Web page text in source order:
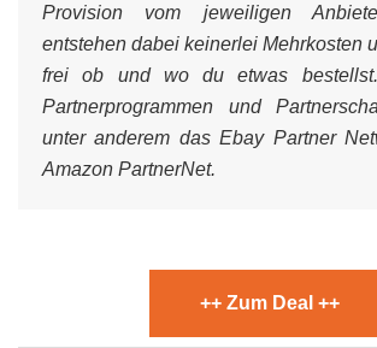
Provision vom jeweiligen
entstehen dabei keinerlei Mehrkosten
frei ob und wo du etwas
Partnerprogrammen und
unter anderem das Ebay Partner
Amazon PartnerNet.
++ Zum Deal ++